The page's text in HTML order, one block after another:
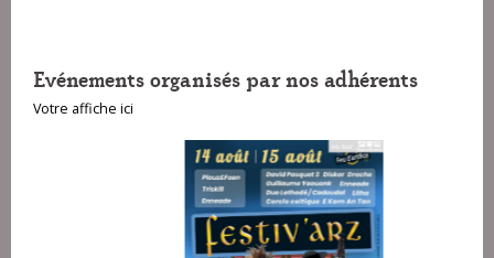
Evénements organisés par nos adhérents
Votre affiche ici